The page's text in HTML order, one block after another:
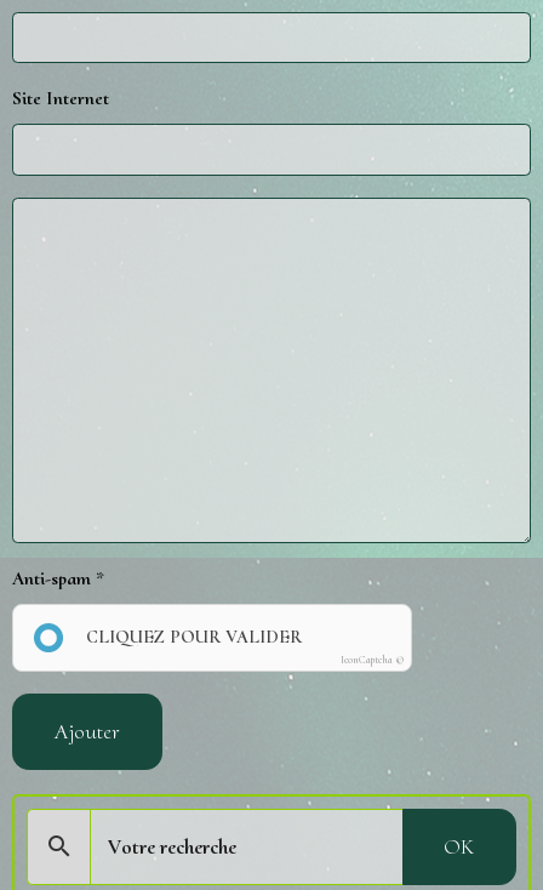
Site Internet
Anti-spam
CLIQUEZ POUR VALIDER
IconCaptcha ©
Ajouter
OK